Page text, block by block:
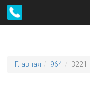
Главная 964 3221